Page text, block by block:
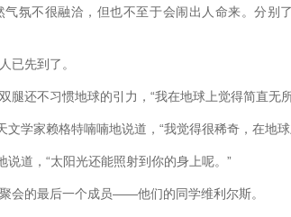
不很融洽，但也不至于会闹出人命来。分别
先到了。
还不习惯地球的引力，“我在地球上觉得简直无
学家赖格特喃喃地说道，“我觉得很稀奇，在地
道，“太阳光还能照射到你的身上呢。”
的最后一个成员——他们的同学维利尔斯。